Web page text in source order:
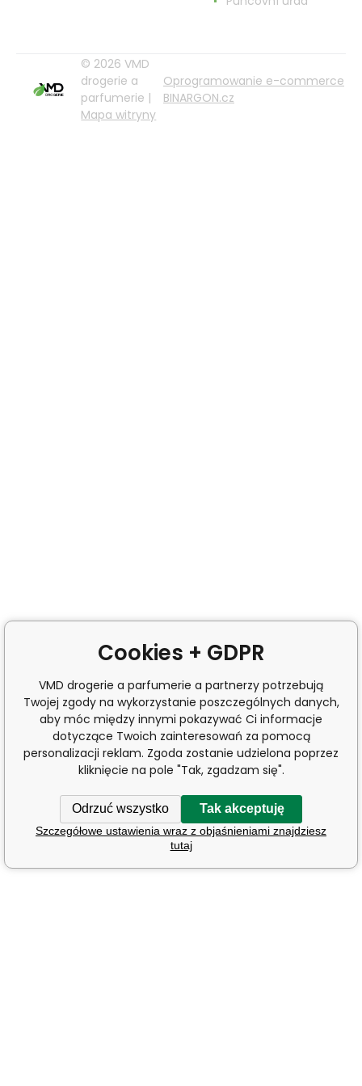
© 2026 VMD
drogerie a
parfumerie |
Mapa witryny
Oprogramowanie e-commerce
BINARGON.cz
Cookies + GDPR
VMD drogerie a parfumerie a partnerzy potrzebują
Twojej zgody na wykorzystanie poszczególnych danych,
aby móc między innymi pokazywać Ci informacje
dotyczące Twoich zainteresowań za pomocą
personalizacji reklam. Zgoda zostanie udzielona poprzez
kliknięcie na pole "Tak, zgadzam się".
Odrzuć wszystko Tak akceptuję
Szczegółowe ustawienia wraz z objaśnieniami znajdziesz
tutaj